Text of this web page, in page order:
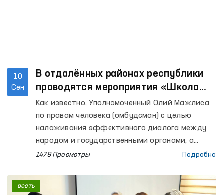
10
Сен
В отдалённых районах республики
проводятся мероприятия «Школа
Омбудсмана» и выездные приёмы
граждан
Как известно, Уполномоченный Олий Мажлиса
по правам человека (омбудсман) с целью
налаживания эффективного диалога между
народом и государственными органами, а
также повышения правовой
мероприятия «Школа Омбудсмана». В рамках
данных мероприятий также организуются
1479 Просмотры Подробно
весть